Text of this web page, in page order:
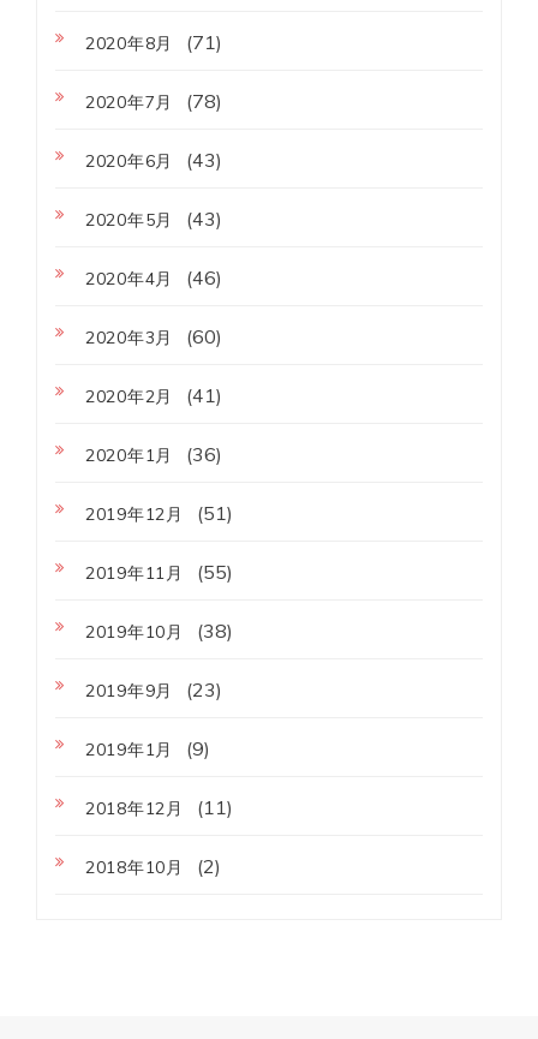
2020年8月 (71)
2020年7月 (78)
2020年6月 (43)
2020年5月 (43)
2020年4月 (46)
2020年3月 (60)
2020年2月 (41)
2020年1月 (36)
2019年12月 (51)
2019年11月 (55)
2019年10月 (38)
2019年9月 (23)
2019年1月 (9)
2018年12月 (11)
2018年10月 (2)